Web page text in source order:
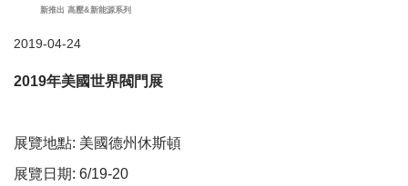
新推出 高壓&新能源系列
2019-04-24
2019年美國世界閥門展
展覽地點: 美國德州休斯頓
展覽日期: 6/19-20